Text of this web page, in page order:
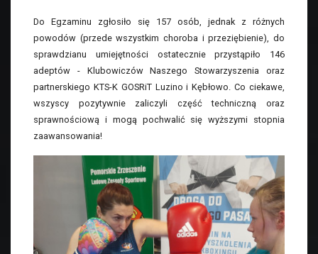
Do Egzaminu zgłosiło się 157 osób, jednak z różnych
powodów (przede wszystkim choroba i przeziębienie), do
sprawdzianu umiejętności ostatecznie przystąpiło 146
adeptów - Klubowiczów Naszego Stowarzyszenia oraz
partnerskiego KTS-K GOSRiT Luzino i Kębłowo. Co ciekawe,
wszyscy pozytywnie zaliczyli część techniczną oraz
sprawnościową i mogą pochwalić się wyższymi stopnia
zaawansowania!